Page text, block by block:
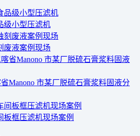
级小型压滤机
废液案例现场
Manono 市某厂脱硫石膏浆料固液分
板框压滤机现场案例